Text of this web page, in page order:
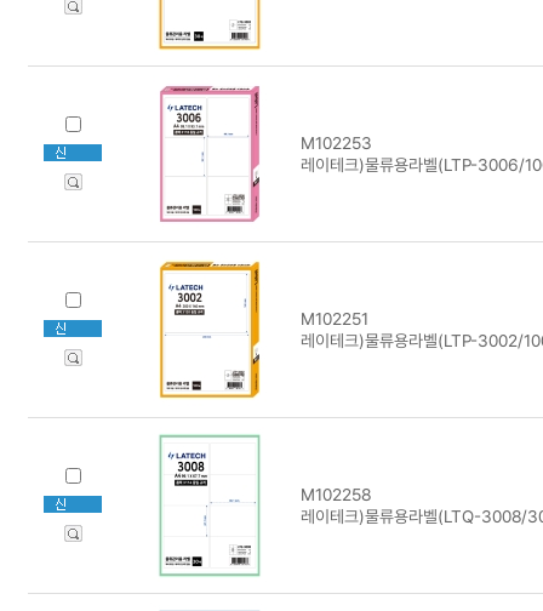
M102253
레이테크)물류용라벨(LTP-3006/
M102251
레이테크)물류용라벨(LTP-3002/
M102258
레이테크)물류용라벨(LTQ-3008/